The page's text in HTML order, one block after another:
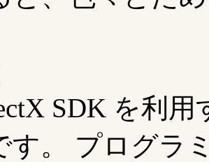
SDK を利
す。 プログラ